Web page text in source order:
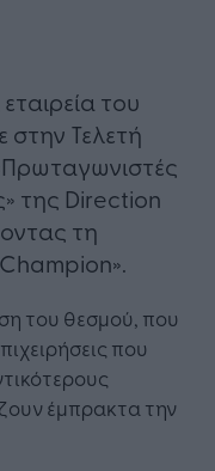
του
Τελετή
της Direction
τη
του θεσμού, που
που
έμπρακτα την